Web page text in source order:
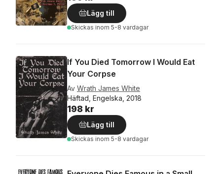
Lägg till
Skickas inom 5-8 vardagar
If You Died Tomorrow I Would Eat
Your Corpse
Av Wrath James White
Häftad, Engelska, 2018
198 kr
Lägg till
Skickas inom 5-8 vardagar